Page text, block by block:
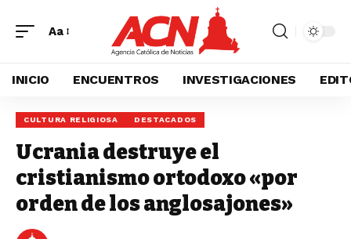
Aa
INICIO ENCUENTROS INVESTIGACIONES
CULTURA RELIGIOSA DESTACADOS
Ucrania destruye el
cristianismo ortodoxo «por
orden de los anglosajones»